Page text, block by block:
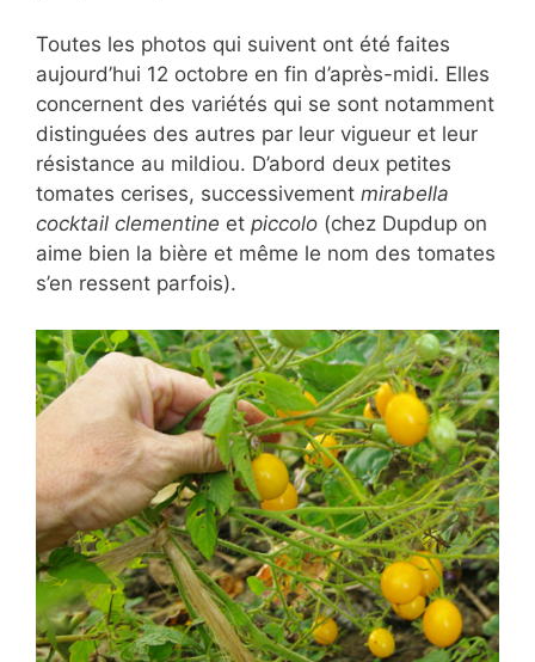
Toutes les photos qui suivent ont été faites
aujourd’hui 12 octobre en fin d’après-midi. Elles
concernent des variétés qui se sont notamment
distinguées des autres par leur vigueur et leur
résistance au mildiou. D’abord deux petites
tomates cerises, successivement mirabella
cocktail clementine et piccolo (chez Dupdup on
aime bien la bière et même le nom des tomates
s’en ressent parfois).